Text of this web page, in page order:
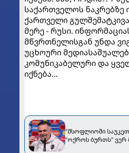
საქართველოს ნაკრებზე
ქართველი
მერე - რუსი.
მწვრთნელისგან უნდა
უცხოური
კომუნიკაბელური და
იქნება...
"მსოფლიოში
"ოქროს ბურთს" ვერ